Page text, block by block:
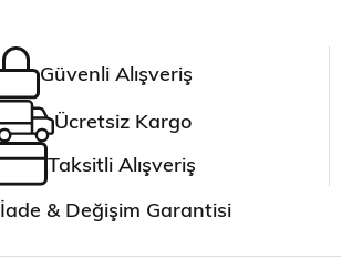
Güvenli Alışveriş
Ücretsiz Kargo
Taksitli Alışveriş
İade & Değişim Garantisi